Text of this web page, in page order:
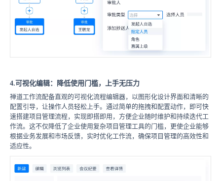
4.可视化编辑：降低使用门槛，上手无压力
禅道工作流配备直观的可视化流程编辑器，以图形化设计界面和清晰的
配置引导，让操作人员轻松上手。通过简单的拖拽和配置动作，即可快
速搭建项目管理流程，实现即搭即用，方便企业随时维护和持续迭代工
作流。这不仅降低了企业使用复杂项目管理工具的门槛，更使企业能够
根据业务发展和市场反馈，实时优化工作流，确保项目管理的高效性和
适应性。